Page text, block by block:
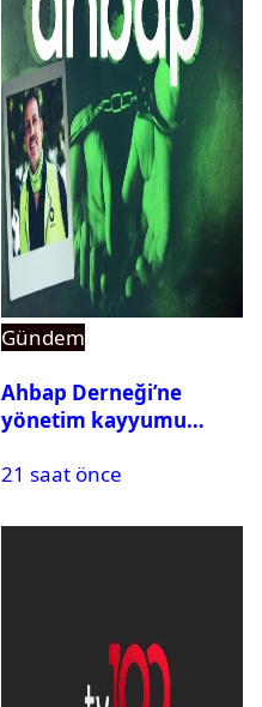
Gündem
Ahbap Derneği’ne
yönetim kayyumu
açıldı
21 saat önce